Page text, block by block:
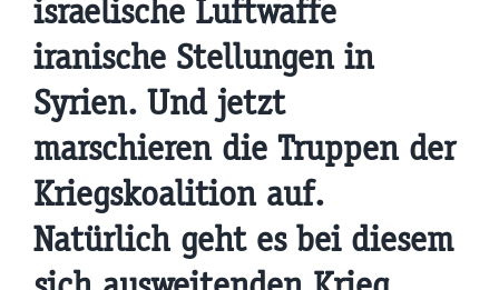
israelische Luftwaffe
iranische Stellungen in
Syrien. Und jetzt
marschieren die Truppen der
Kriegskoalition auf.
Natürlich geht es bei diesem